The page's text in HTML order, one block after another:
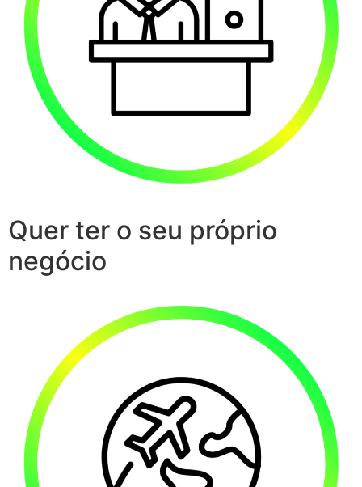
Quer ter o seu próprio
negócio